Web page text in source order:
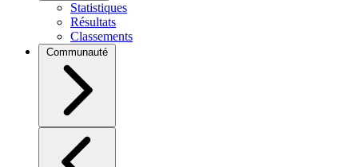
Statistiques
Résultats
Classements
Communauté